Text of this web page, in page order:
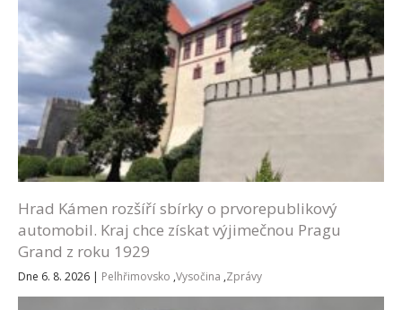
Hrad Kámen rozšíří sbírky o prvorepublikový
automobil. Kraj chce získat výjimečnou Pragu
Grand z roku 1929
Dne 6. 8. 2026 | Pelhřimovsko ,Vysočina ,Zprávy